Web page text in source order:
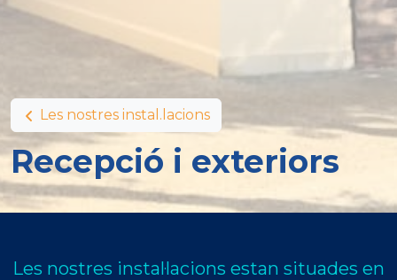
Les nostres instal.lacions
Recepció i exteriors
Les nostres instal·lacions estan situades en